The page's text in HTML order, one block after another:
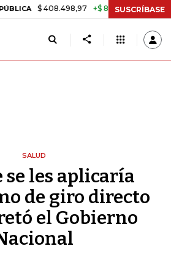
408.498,97 +$ 8.753,81 +2,19% TASA
SUSCRÍBASE
SALUD
se les aplicaría
de giro directo
el Gobierno